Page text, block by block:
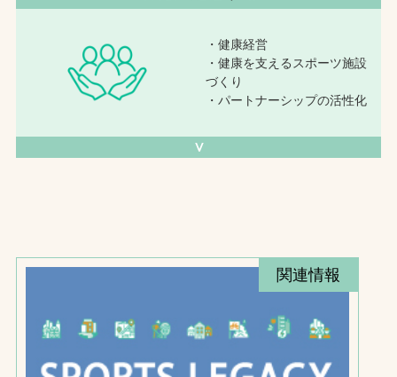
・健康経営
・健康を支えるスポーツ施設
づくり
・パートナーシップの活性化
∨
関連情報